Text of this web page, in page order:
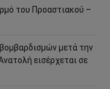
του Προαστιακού –
μετά την
εισέρχεται σε